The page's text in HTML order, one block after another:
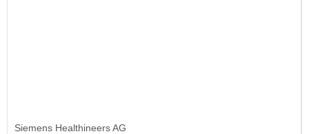
Siemens Healthineers AG